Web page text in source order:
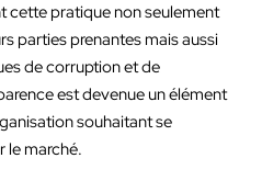
cette pratique non seulement
parties prenantes mais aussi
de corruption et de
est devenue un élément
souhaitant se
le marché.